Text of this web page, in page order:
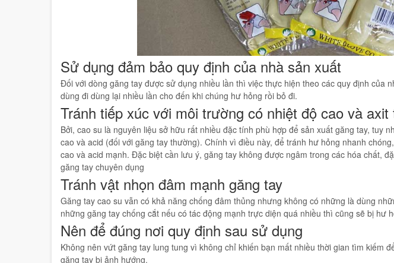
Sử dụng đảm bảo quy định của nhà sản xuất
Đối với dòng găng tay được sử dụng nhiều lần thì việc thực hiện theo các quy định của
dùng đi dùng lại nhiều lần cho đến khi chúng hư hỏng rồi bỏ đi.
Tránh tiếp xúc với môi trường có nhiệt độ cao và
Bởi, cao su là nguyên liệu sở hữu rất nhiều đặc tính phù hợp để sản xuất găng tay, tuy
cao và acid (đối với găng tay thường). Chính vì điều này, để tránh hư hỏng nhanh
cao và acid mạnh. Đặc biệt cần lưu ý, găng tay không được ngâm trong các hóa chất,
găng tay chuyên dụng
Tránh vật nhọn đâm mạnh găng tay
Găng tay cao su vẫn có khả năng chống đâm thủng nhưng không có những là dùng
những găng tay chống cắt nếu có tác động mạnh trực diện quá nhiều thì cũng sẽ bị hư
Nên để đúng nơi quy định sau sử dụng
Không nên vứt găng tay lung tung vì không chỉ khiến bạn mất nhiều thời gian tìm kiếm
găng tay bị ảnh hướng.